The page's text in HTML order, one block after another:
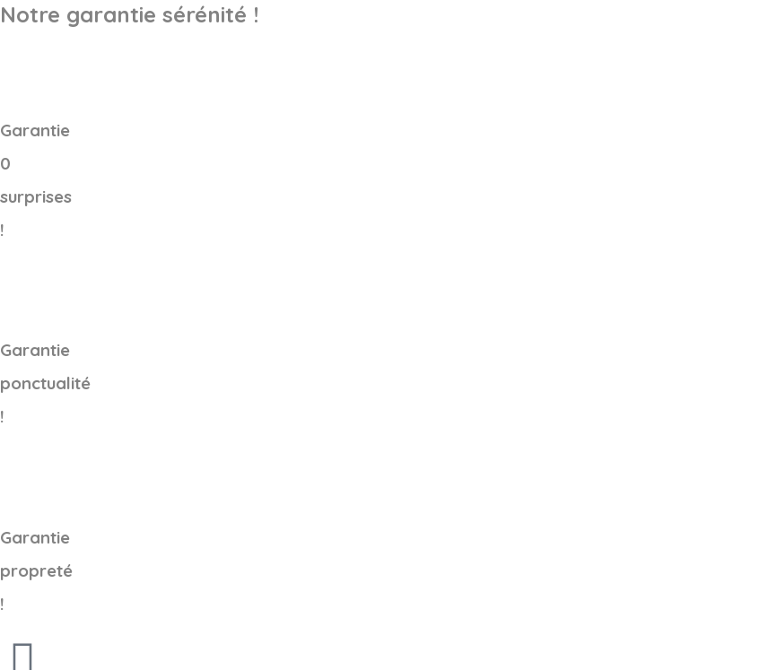
Notre garantie sérénité !
Garantie
0
surprises
!
Garantie
ponctualité
!
Garantie
propreté
!